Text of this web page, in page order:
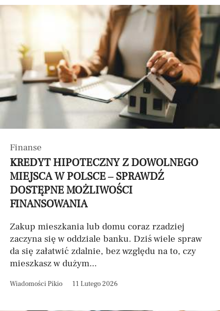
Finanse
KREDYT HIPOTECZNY Z DOWOLNEGO
MIEJSCA W POLSCE – SPRAWDŹ
DOSTĘPNE MOŻLIWOŚCI
FINANSOWANIA
Zakup mieszkania lub domu coraz rzadziej
zaczyna się w oddziale banku. Dziś wiele spraw
da się załatwić zdalnie, bez względu na to, czy
mieszkasz w dużym...
Wiadomości Pikio 11 Lutego 2026